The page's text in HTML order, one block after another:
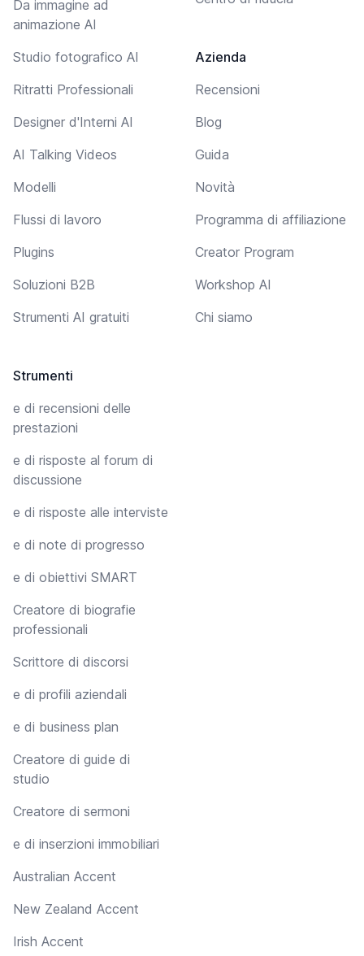
Da immagine ad
animazione AI
Studio fotografico AI
Ritratti Professionali
Designer d'Interni AI
AI Talking Videos
Modelli
Flussi di lavoro
Plugins
Soluzioni B2B
Strumenti AI gratuiti
Strumenti
e di recensioni delle
prestazioni
e di risposte al forum di
discussione
e di risposte alle interviste
e di note di progresso
e di obiettivi SMART
Creatore di biografie
professionali
Scrittore di discorsi
e di profili aziendali
e di business plan
Creatore di guide di
studio
Creatore di sermoni
e di inserzioni immobiliari
Australian Accent
New Zealand Accent
Irish Accent
Azienda
Recensioni
Blog
Guida
Novità
Programma di affiliazione
Creator Program
Workshop AI
Chi siamo